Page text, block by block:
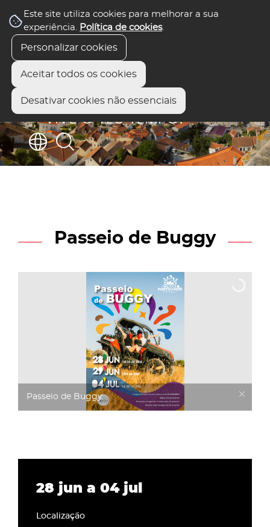
Este site utiliza cookies para melhorar a sua
experiência. Política de cookies.
Personalizar cookies
Aceitar todos os cookies
Desativar cookies não essenciais
Passeio de Buggy
Passeio de Buggy
28 jun a 04 jul